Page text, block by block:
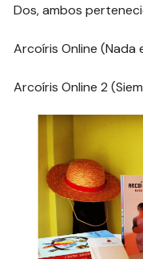
Dos, ambos
Arcoíris Online (Nada
Arcoíris Online 2